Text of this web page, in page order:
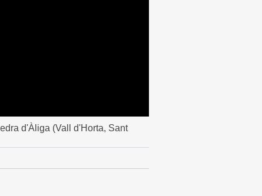
d'Àliga (Vall d'Horta, Sant